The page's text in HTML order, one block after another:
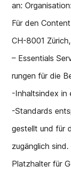
an:
Für den
CH-8001
– Essentials
rungen für die
-Inhaltsindex in
-Standards
gestellt und für
zugänglich sind.
Platzhalter für